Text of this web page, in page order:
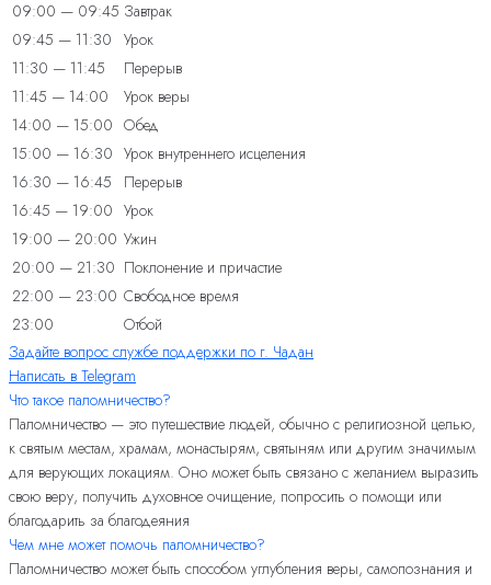
09:00 — 09:45 Завтрак
09:45 — 11:30 Урок
11:30 — 11:45
Перерыв
11:45 — 14:00
Урок веры
14:00 — 15:00 Обед
15:00 — 16:30 Урок внутреннего исцеления
16:30 — 16:45
Перерыв
16:45 — 19:00 Урок
19:00 — 20:00 Ужин
20:00 — 21:30 Поклонение и причастие
22:00 — 23:00 Свободное время
23:00
Отбой
Задайте вопрос службе поддержки по г. Чадан
Написать в Telegram
Что такое паломничество?
Паломничество — это путешествие людей, обычно с религиозной целью,
к святым местам, храмам, монастырям, святыням или другим значимым
для верующих локациям. Оно может быть связано с желанием выразить
свою веру, получить духовное очищение, попросить о помощи или
благодарить за благодеяния
Чем мне может помочь паломничество?
Паломничество может быть способом углубления веры, самопознания и